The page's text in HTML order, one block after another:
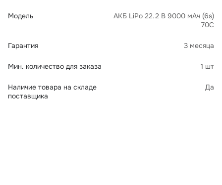
Модель
АКБ LiPo 22.2 В 9000 мАч (6s)
70C
Гарантия 3 месяца
Мин. количество для заказа 1 шт
Наличие товара на складе
поставщика
Да